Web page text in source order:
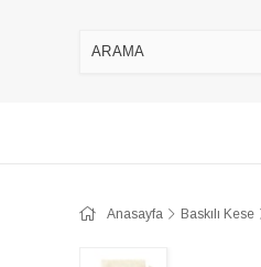
Anasayfa Baskılı Kese